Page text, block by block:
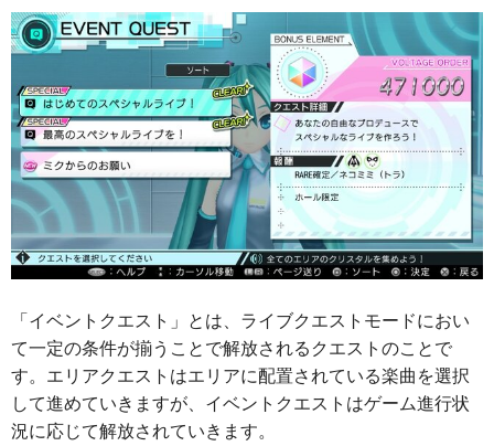
「イベントクエスト」とは、ライブクエストモードにおい
て一定の条件が揃うことで解放されるクエストのことで
す。エリアクエストはエリアに配置されている楽曲を選択
して進めていきますが、イベントクエストはゲーム進行状
況に応じて解放されていきます。